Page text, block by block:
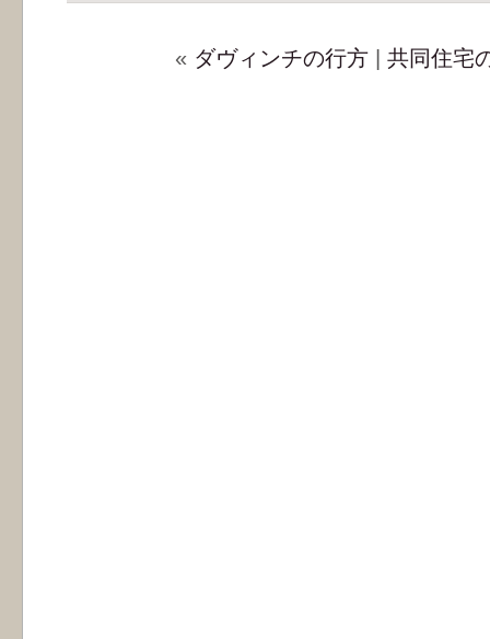
« ダヴィンチの行方 共同住宅